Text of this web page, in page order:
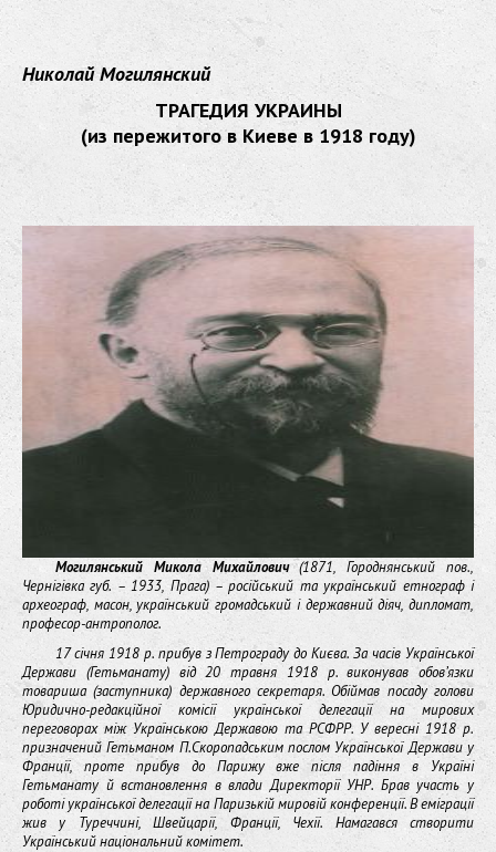
Николай Могилянский
ТРАГЕДИЯ УКРАИНЫ
(из пережитого в Киеве в 1918 году)
Могилянський Микола Михайлович(1871, Городнянський пов.,
Чернігівка губ. – 1933, Прага) – російський та український етнограф і
археограф, масон, український громадський і державний діяч, дипломат,
професор-антрополог.
17 січня 1918 р. прибув з Петрограду до Києва. За часів Української
Держави (Гетьманату) від 20 травня 1918 р. виконував обов’язки
товариша (заступника) державного секретаря. Обіймав посаду голови
Юридично-редакційної комісії української делегації на мирових
переговорах між Українською Державою та РСФРР. У вересні 1918 р.
призначений Гетьманом П.Скоропадським послом Української Держави у
Франції, проте прибув до Парижу вже після падіння в Україні
Гетьманату й встановлення в влади Директорії УНР. Брав участь у
роботі української делегації на Паризькій мировій конференції. В еміграції
жив у Туреччині, Швейцарії, Франції, Чехії. Намагався створити
Український національний комітет.